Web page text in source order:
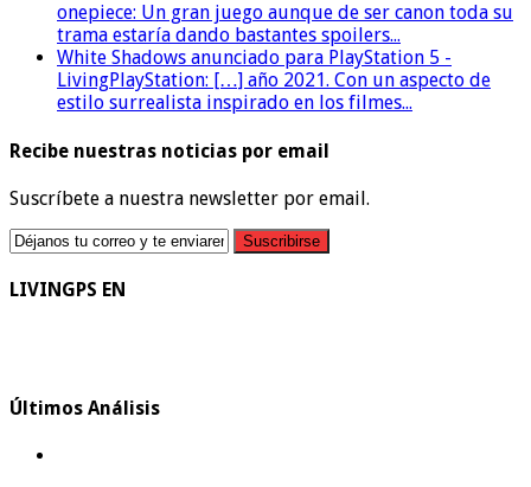
onepiece: Un gran juego aunque de ser canon toda su
trama estaría dando bastantes spoilers...
White Shadows anunciado para PlayStation 5 -
LivingPlayStation: […] año 2021. Con un aspecto de
estilo surrealista inspirado en los filmes...
Recibe nuestras noticias por email
Suscríbete a nuestra newsletter por email.
LIVINGPS EN
Últimos Análisis